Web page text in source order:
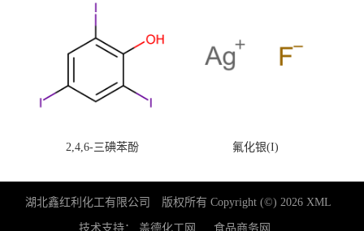
2,4,6-三碘苯酚 氟化银(I)
湖北鑫红利化工有限公司 版权所有 Copyright (©) 2026 XML
技术支持： 盖德化工网 食品商务网